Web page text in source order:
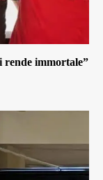
rende immortale”